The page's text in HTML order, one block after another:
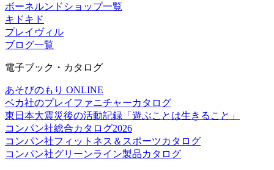
ボーネルンドショップ一覧
キドキド
プレイヴィル
ブログ一覧
電子ブック・カタログ
あそびのもり ONLINE
ベカ社のプレイファニチャーカタログ
東日本大震災後の活動記録「遊ぶことは生きること」
コンパン社総合カタログ2026
コンパン社フィットネス＆スポーツカタログ
コンパン社グリーンライン製品カタログ